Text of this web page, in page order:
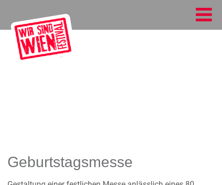
Geburtstagsmesse